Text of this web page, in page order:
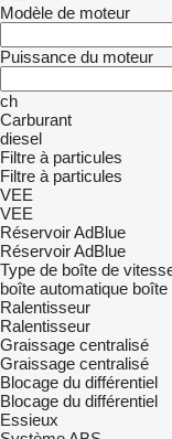
Modèle de moteur
Puissance du moteur
ch
Carburant
diesel
Filtre à particules
Filtre à particules
VEE
VEE
Réservoir AdBlue
Réservoir AdBlue
Type de boîte de
boîte automatique boîte
Ralentisseur
Ralentisseur
Graissage centralisé
Graissage centralisé
Blocage du différentiel
Blocage du différentiel
Essieux